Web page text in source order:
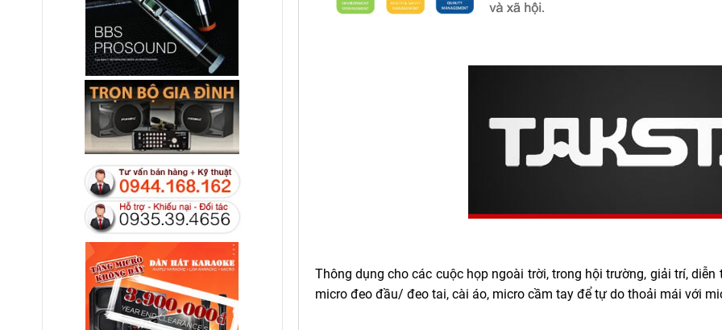
Thông dụng cho các cuộc họp ngoài trời, trong hội trường, giải trí,
micro đeo đầu/ đeo tai, cài áo, micro cầm tay để tự do thoải mái với